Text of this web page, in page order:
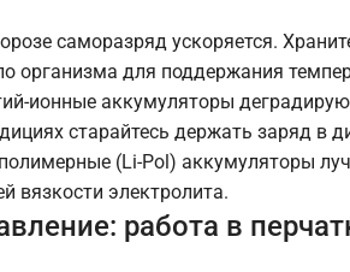
саморазряд ускоряется.
организма для поддержания
ионные аккумуляторы
старайтесь держать заряд в
(Li-Pol) аккумуляторы
вязкости электролита.
работа в